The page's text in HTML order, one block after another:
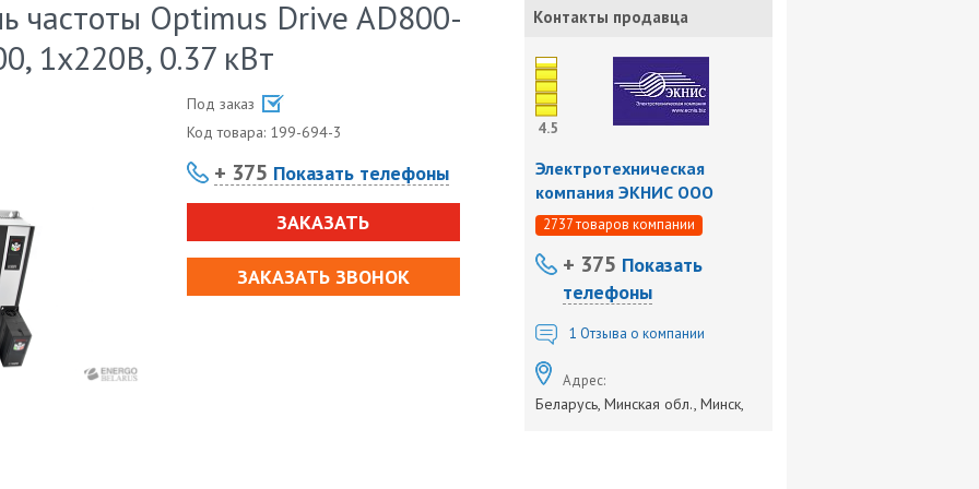
частоты Optimus Drive AD800-
1х220В, 0.37 кВт
Под заказ
Код товара: 199-694-3
+ 375 Показать телефоны
ЗАКАЗАТЬ
ЗАКАЗАТЬ ЗВОНОК
Контакты продавца
4.5
Электротехническая
компания ЭКНИС ООО
2737 товаров компании
+ 375 Показать
телефоны
1 Отзыва о компании
Адрес:
Беларусь, Минская обл., Минск,